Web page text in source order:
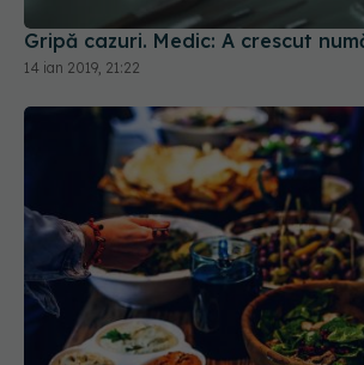
Gripă cazuri. Medic: A crescut
14 ian 2019, 21:22